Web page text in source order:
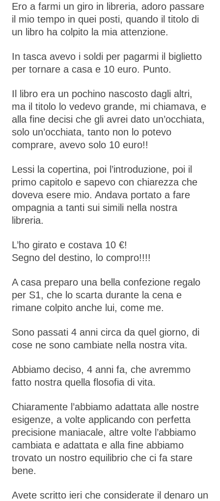
Ero a farmi un giro in libreria, adoro passare
il mio tempo in quei posti, quando il titolo di
un libro ha colpito la mia attenzione.
In tasca avevo i soldi per pagarmi il biglietto
per tornare a casa e 10 euro. Punto.
Il libro era un pochino nascosto dagli altri,
ma il titolo lo vedevo grande, mi chiamava, e
alla fine decisi che gli avrei dato un’occhiata,
solo un’occhiata, tanto non lo potevo
comprare, avevo solo 10 euro!!
Lessi la copertina, poi l’introduzione, poi il
primo capitolo e sapevo con chiarezza che
doveva esere mio. Andava portato a fare
ompagnia a tanti sui simili nella nostra
libreria.
L’ho girato e costava 10 €!
Segno del destino, lo compro!!!!
A casa preparo una bella confezione regalo
per S1, che lo scarta durante la cena e
rimane colpito anche lui, come me.
Sono passati 4 anni circa da quel giorno, di
cose ne sono cambiate nella nostra vita.
Abbiamo deciso, 4 anni fa, che avremmo
fatto nostra quella flosofia di vita.
Chiaramente l’abbiamo adattata alle nostre
esigenze, a volte applicando con perfetta
precisione maniacale, altre volte l’abbiamo
cambiata e adattata e alla fine abbiamo
trovato un nostro equilibrio che ci fa stare
bene.
Avete scritto ieri che considerate il denaro un